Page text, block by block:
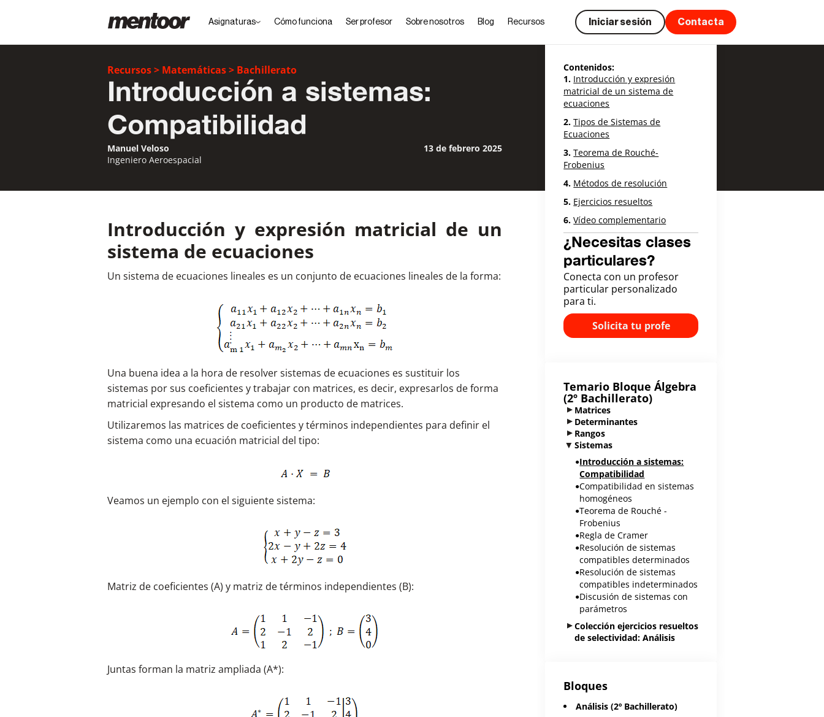
Asignaturas Cómo funciona Ser profesor Sobre nosotros Blog Recursos Iniciar sesión Contacta
Contenidos:
Introducción y expresión
matricial de un sistema de
ecuaciones
Tipos de Sistemas de
Ecuaciones
Teorema de Rouché-
Frobenius
Métodos de resolución
Ejercicios resueltos
Vídeo complementario
¿Necesitas clases
particulares?
Conecta con un profesor
particular personalizado
para ti.
Solicita tu profe
Temario BloqueÁlgebra
(2º Bachillerato)
Matrices
Determinantes
Rangos
Sistemas
Introducción a sistemas:
Compatibilidad
Compatibilidad en sistemas
homogéneos
Teorema de Rouché -
Frobenius
Regla de Cramer
Resolución de sistemas
compatibles determinados
Resolución de sistemas
compatibles indeterminados
Discusión de sistemas con
parámetros
Colección ejercicios resueltos
de selectividad: Análisis
Bloques
Análisis (2º Bachillerato)
Recursos> Matemáticas> Bachillerato
Introducción a sistemas:
Compatibilidad
Manuel Veloso
Ingeniero Aeroespacial
13 de febrero 2025
Introducción y expresión matricial de un
sistema de ecuaciones
Un sistema de ecuaciones lineales es un conjunto de ecuaciones lineales de la forma:
Una buena idea a la hora de resolver sistemas de ecuaciones es sustituir los
sistemas por sus coeficientes y trabajar con matrices, es decir, expresarlos de forma
matricial expresando el sistema como un producto de matrices.
Utilizaremos las matrices de coeficientes y términos independientes para definir el
sistema como una ecuación matricial del tipo:
Veamos un ejemplo con el siguiente sistema:
Matriz de coeficientes (A) y matriz de términos independientes (B):
Juntas forman la matriz ampliada (A*):